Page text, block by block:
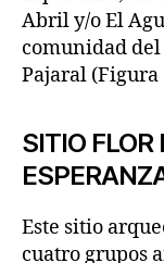
Abril y/o El
comunidad
Pajaral (Figura
SITIO FLOR
Este sitio
cuatro grupos